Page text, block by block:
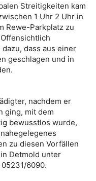
Streitigkeiten kam
1 Uhr 2 Uhr in
Rewe-Parkplatz zu
dass aus einer
geschlagen und in
nachdem er
ging, mit dem
bewusstlos wurde,
zu diesen Vorfällen
Detmold unter
6090.